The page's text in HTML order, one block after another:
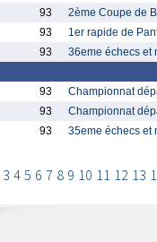
93
2ème Coupe de
93
1er rapide de
93 36eme échecs et
93
Championnat
93
Championnat
93 35eme échecs et
3 4 5 6 7 8 9 10 11 12 13